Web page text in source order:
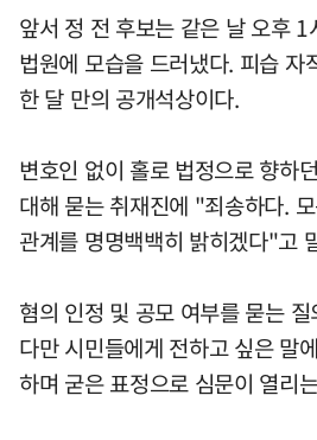
앞서 정 전 후보는 같은 날 오후
법원에 모습을 드러냈다. 피습 자
한 달 만의 공개석상이다.
변호인 없이 홀로 법정으로 향하
대해 묻는 취재진에 "죄송하다.
관계를 명명백백히 밝히겠다"고
혐의 인정 및 공모 여부를 묻는
다만 시민들에게 전하고 싶은 말
하며 굳은 표정으로 심문이 열리